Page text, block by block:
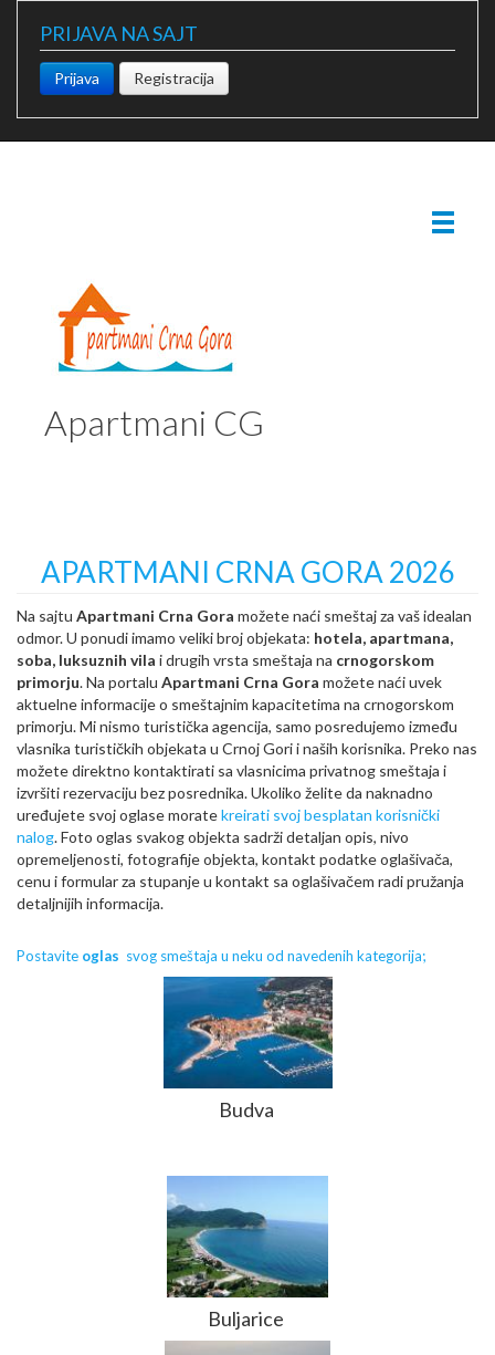
PRIJAVA NA SAJT
Prijava Registracija
Apartmani CG
APARTMANI CRNA GORA 2026
Na sajtu Apartmani Crna Gora možete naći smeštaj za vaš idealan
odmor. U ponudi imamo veliki broj objekata: hotela, apartmana,
soba, luksuznih vila i drugih vrsta smeštaja na crnogorskom
primorju. Na portalu Apartmani Crna Gora možete naći uvek
aktuelne informacije o smeštajnim kapacitetima na crnogorskom
primorju. Mi nismo turistička agencija, samo posredujemo između
vlasnika turističkih objekata u Crnoj Gori i naših korisnika. Preko nas
možete direktno kontaktirati sa vlasnicima privatnog smeštaja i
izvršiti rezervaciju bez posrednika. Ukoliko želite da naknadno
uređujete svoj oglase moratekreirati svoj besplatan korisnički
nalog. Foto oglas svakog objekta sadrži detaljan opis, nivo
opremeljenosti, fotografije objekta, kontakt podatke oglašivača,
cenu i formular za stupanje u kontakt sa oglašivačem radi pružanja
detaljnijih informacija.
Postavite oglas svog smeštaja u neku od navedenih kategorija;
Budva
Buljarice